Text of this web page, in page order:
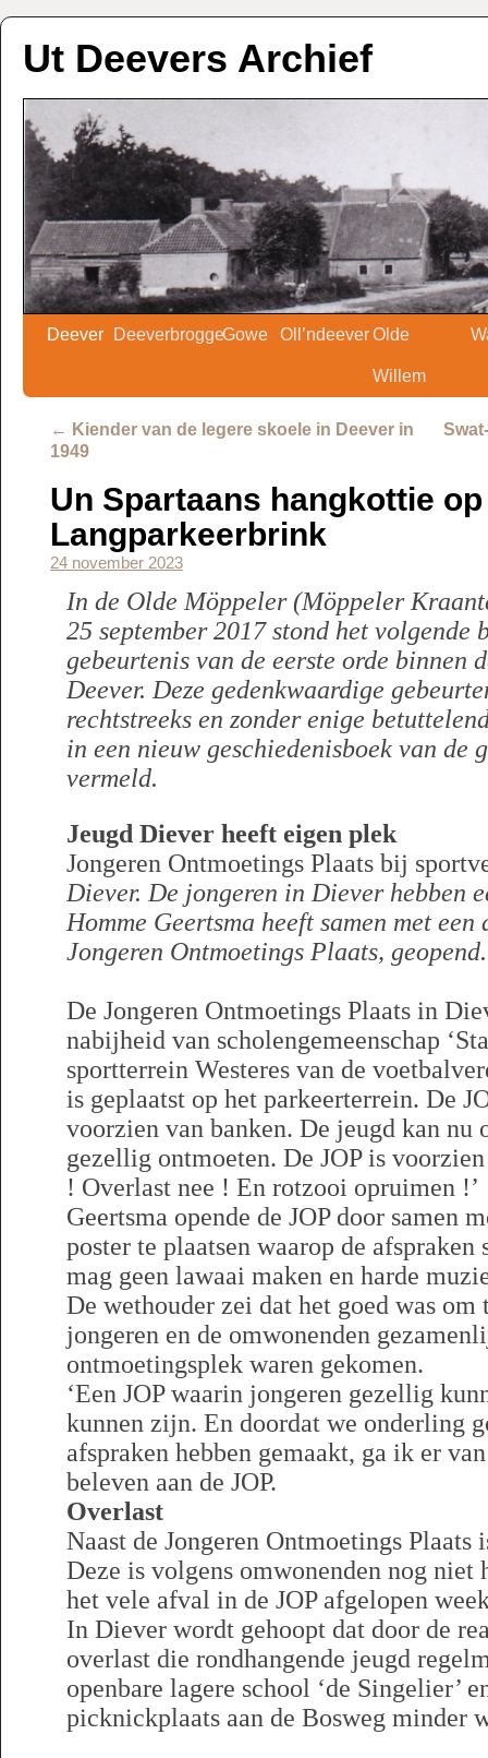
Ut Deevers Archief
Deever DeeverbroggeGowe Oll’ndeeverOlde
Willem
← Kiender van de legere skoele in Deever in
1949
Un Spartaans hangkottie
Langparkeerbrink
24 november 2023
In de Olde Möppeler (Möppeler
25 september 2017 stond het
gebeurtenis van de eerste orde binnen
Deever. Deze gedenkwaardige
rechtstreeks en zonder enige
in een nieuw geschiedenisboek van de
vermeld.
Jeugd Diever heeft eigen plek
Jongeren Ontmoetings Plaats bij
Diever. De jongeren in Diever hebben
Homme Geertsma heeft samen met
Jongeren Ontmoetings Plaats, geopend.
De Jongeren Ontmoetings Plaats in
nabijheid van scholengemeenschap
sportterrein Westeres van de
is geplaatst op het parkeerterrein. De
voorzien van banken. De jeugd kan nu
gezellig ontmoeten. De JOP is
! Overlast nee ! En rotzooi opruimen !’
Geertsma opende de JOP door samen
poster te plaatsen waarop de
mag geen lawaai maken en harde
De wethouder zei dat het goed was om
jongeren en de omwonenden
ontmoetingsplek waren gekomen.
‘Een JOP waarin jongeren gezellig
kunnen zijn. En doordat we onderling
afspraken hebben gemaakt, ga ik er
beleven aan de JOP.
Overlast
Naast de Jongeren Ontmoetings Plaats
Deze is volgens omwonenden nog niet
het vele afval in de JOP afgelopen
In Diever wordt gehoopt dat door de
overlast die rondhangende jeugd
openbare lagere school ‘de Singelier’
picknickplaats aan de Bosweg minder